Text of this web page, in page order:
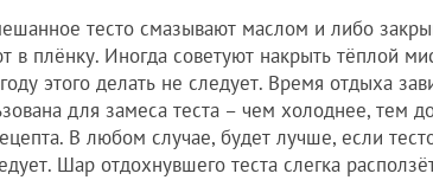
тесто смазывают маслом и либо
в плёнку. Иногда советуют накрыть тёплой
этого делать не следует. Время отдыха
для замеса теста – чем холоднее, тем
В любом случае, будет лучше, если
Шар отдохнувшего теста слегка